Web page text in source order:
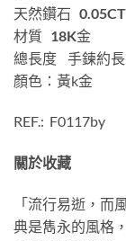
天然鑽石 0.05CT
材質 18K金
總長度
手鍊約長
顏色：黃k金
REF.: F0117by
關於收藏
「流行易逝，而
典是雋永的風格